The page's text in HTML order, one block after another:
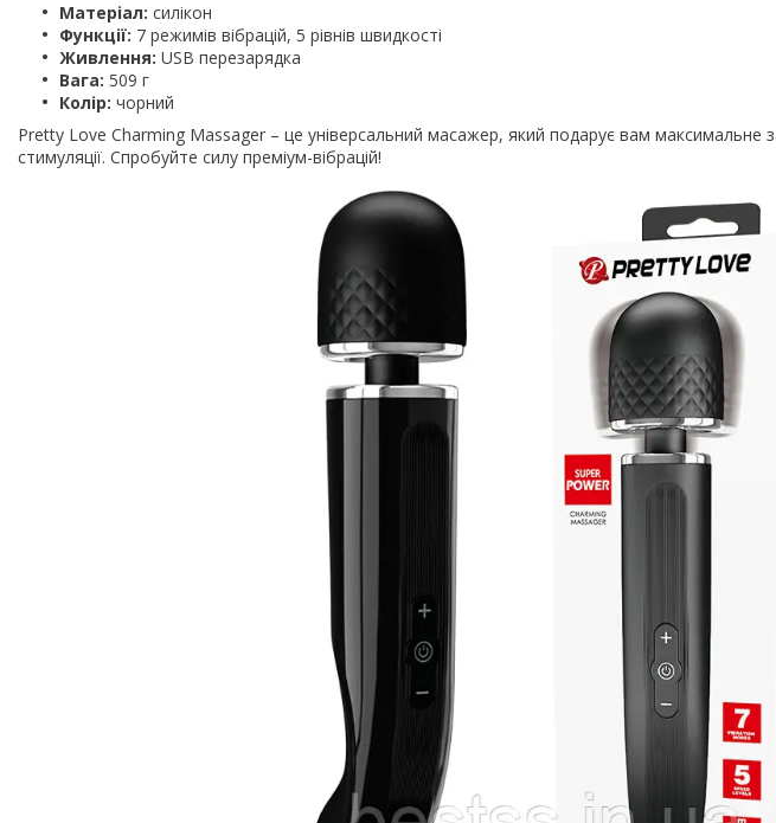
Матеріал: силікон
Функції: 7 режимів вібрацій, 5 рівнів швидкості
Живлення: USB перезарядка
Вага: 509 г
Колір: чорний
Pretty Love Charming Massager – це універсальний масажер, який подарує вам максимальне
стимуляції. Спробуйте силу преміум-вібрацій!